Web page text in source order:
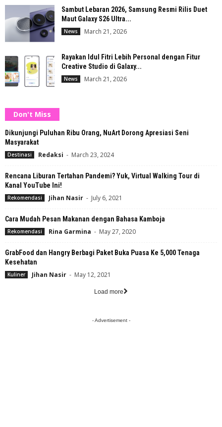
Sambut Lebaran 2026, Samsung Resmi Rilis Duet
Maut Galaxy S26 Ultra...
News March 21, 2026
Rayakan Idul Fitri Lebih Personal dengan Fitur
Creative Studio di Galaxy...
News March 21, 2026
Don't Miss
Dikunjungi Puluhan Ribu Orang, NuArt Dorong Apresiasi Seni
Masyarakat
Destinasi Redaksi - March 23, 2024
Rencana Liburan Tertahan Pandemi? Yuk, Virtual Walking Tour di
Kanal YouTube Ini!
Rekomendasi Jihan Nasir - July 6, 2021
Cara Mudah Pesan Makanan dengan Bahasa Kamboja
Rekomendasi Rina Garmina - May 27, 2020
GrabFood dan Hangry Berbagi Paket Buka Puasa Ke 5,000 Tenaga
Kesehatan
Kuliner Jihan Nasir - May 12, 2021
Load more
- Advertisement -